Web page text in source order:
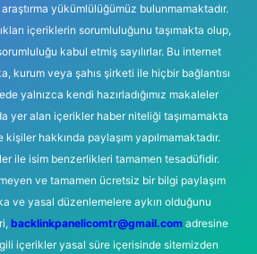
yükümlülüğümüz bulunmamaktadır.
içeriklerin sorumluluğunu taşımakta olup,
kabul etmiş sayılırlar. Bu internet
kurum veya şahıs şirketi ile hiçbir bağlantısı
yalnızca kendi hazırladığımız makaleler
yer alan içerikler haber niteliği taşımamakta
hakkında paylaşım yapılmamaktadır.
ile isim benzerlikleri tamamen tesadüfidir.
ve tamamen ücretsiz bir bilgi paylaşım
ve yasal düzenlemelere aykırı olduğunu
backlinkpanelicomtr@gmail.comadresine
içerikler yasal süre içerisinde sitemizden